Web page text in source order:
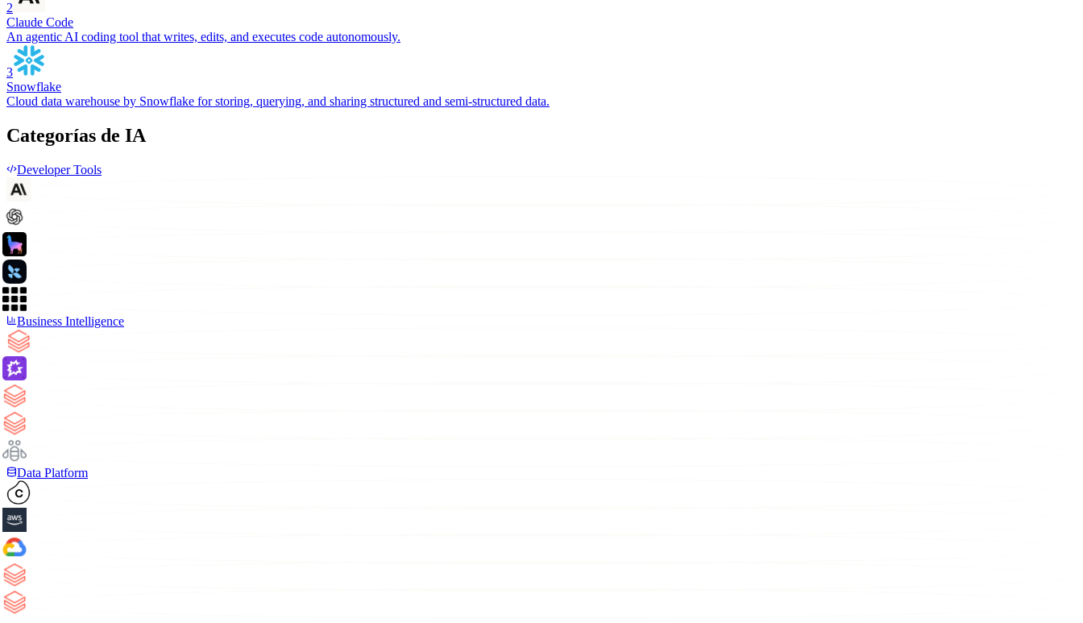
2
Claude Code
An agentic AI coding tool that writes, edits, and executes code autonomously.
3
Snowflake
Cloud data warehouse by Snowflake for storing, querying, and sharing structured and semi-structured data.
Categorías de IA
Developer Tools
Business Intelligence
Data Platform